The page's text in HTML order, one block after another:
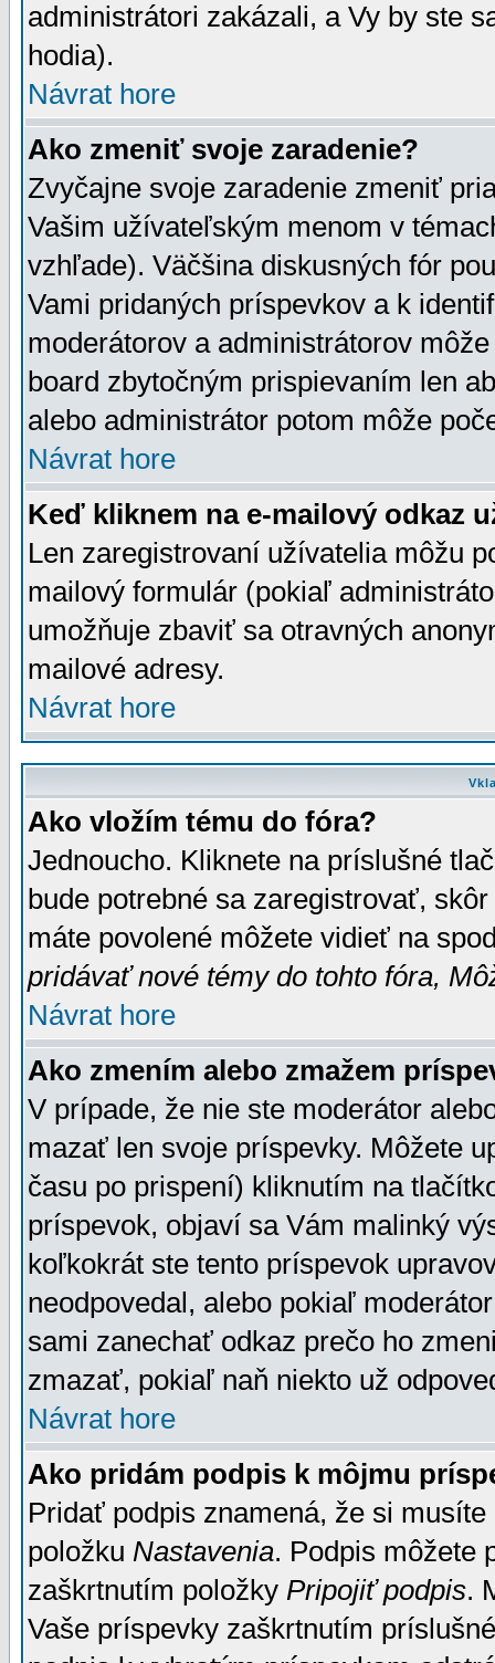
administrátori zakázali, a Vy by ste
hodia).
Návrat hore
Ako zmeniť svoje zaradenie?
Zvyčajne svoje zaradenie zmeniť
Vašim užívateľským menom v
vzhľade). Väčšina diskusných fór
Vami pridaných príspevkov a k
moderátorov a administrátorov
board zbytočným prispievaním len
alebo administrátor potom môže
Návrat hore
Keď kliknem na e-mailový odkaz
Len zaregistrovaní užívatelia môžu
mailový formulár (pokiaľ
umožňuje zbaviť sa otravných
mailové adresy.
Návrat hore
Ako vložím tému do fóra?
Jednoucho. Kliknete na príslušné
bude potrebné sa zaregistrovať,
máte povolené môžete vidieť na
pridávať nové témy do tohto fóra,
Návrat hore
Ako zmením alebo zmažem
V prípade, že nie ste moderátor
mazať len svoje príspevky. Môžete
času po prispení) kliknutím na
príspevok, objaví sa Vám malinký
koľkokrát ste tento príspevok
neodpovedal, alebo pokiaľ
sami zanechať odkaz prečo ho
zmazať, pokiaľ naň niekto už
Návrat hore
Ako pridám podpis k môjmu
Pridať podpis znamená, že si
položku Nastavenia. Podpis môžete
zaškrtnutím položky Pripojiť podpis.
Vaše príspevky zaškrtnutím